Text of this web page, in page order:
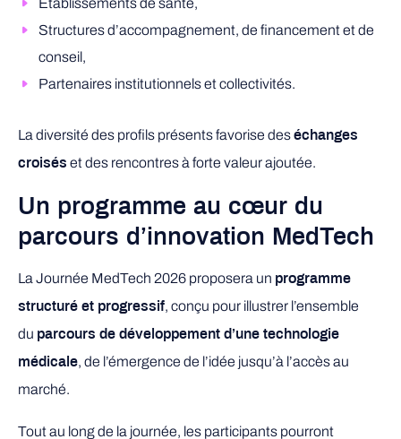
Établissements de santé,
Structures d’accompagnement, de financement et de
conseil,
Partenaires institutionnels et collectivités.
La diversité des profils présents favorise des échanges
croisés et des rencontres à forte valeur ajoutée.
Un programme au cœur du
parcours d’innovation MedTech
La Journée MedTech 2026 proposera un programme
structuré et progressif, conçu pour illustrer l’ensemble
du parcours de développement d’une technologie
médicale, de l’émergence de l’idée jusqu’à l’accès au
marché.
Tout au long de la journée, les participants pourront